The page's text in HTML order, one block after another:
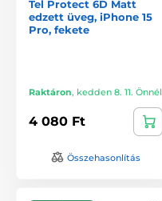
Tel Protect 6D Matt
edzett üveg, iPhone 15
Pro, fekete
Raktáron, kedden 8. 11. Önnél
4 080 Ft
Összehasonlítás